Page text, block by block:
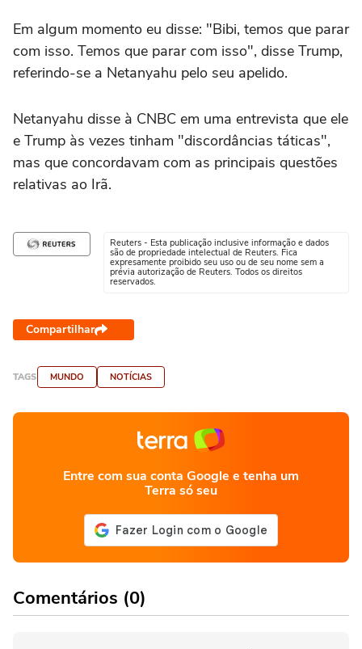
Em algum momento eu disse: "Bibi, temos que parar
com isso. Temos que parar com isso", disse Trump,
referindo-se a Netanyahu pelo seu apelido.
Netanyahu disse à CNBC em uma entrevista que ele
e Trump às vezes tinham "discordâncias táticas",
mas que concordavam com as principais questões
relativas ao Irã.
Reuters - Esta publicação inclusive informação e dados
são de propriedade intelectual de Reuters. Fica
expresamente proibido seu uso ou de seu nome sem a
prévia autorização de Reuters. Todos os direitos
reservados.
Compartilhar
TAGS MUNDO NOTÍCIAS
Entre com sua conta Google e tenha um
Terra só seu
Comentários (0)